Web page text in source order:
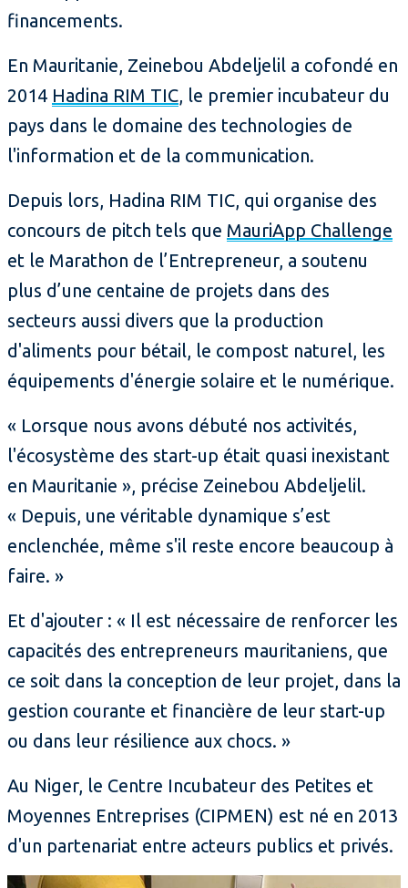
financements.
En Mauritanie, Zeinebou Abdeljelil a cofondé en
2014 Hadina RIM TIC, le premier incubateur du
pays dans le domaine des technologies de
l'information et de la communication.
Depuis lors, Hadina RIM TIC, qui organise des
concours de pitch tels que MauriApp Challenge
et le Marathon de l’Entrepreneur, a soutenu
plus d’une centaine de projets dans des
secteurs aussi divers que la production
d'aliments pour bétail, le compost naturel, les
équipements d'énergie solaire et le numérique.
« Lorsque nous avons débuté nos activités,
l'écosystème des start-up était quasi inexistant
en Mauritanie », précise Zeinebou Abdeljelil.
« Depuis, une véritable dynamique s’est
enclenchée, même s'il reste encore beaucoup à
faire. »
Et d'ajouter : « Il est nécessaire de renforcer les
capacités des entrepreneurs mauritaniens, que
ce soit dans la conception de leur projet, dans la
gestion courante et financière de leur start-up
ou dans leur résilience aux chocs. »
Au Niger, le Centre Incubateur des Petites et
Moyennes Entreprises (CIPMEN) est né en 2013
d'un partenariat entre acteurs publics et privés.